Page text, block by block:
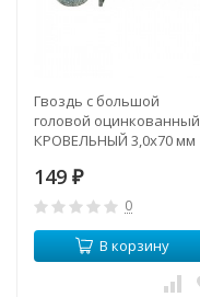
Гвоздь с большой
головой оцинкованный
КРОВЕЛЬНЫЙ 3,0х70 мм
149 ₽
0
В корзину